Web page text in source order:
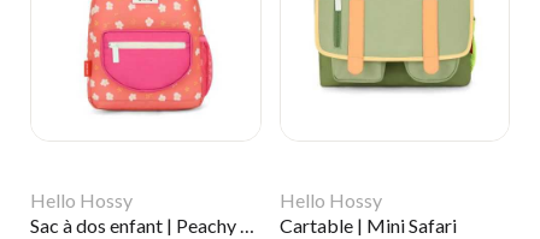
Hello Hossy
Hello Hossy
Cartable | Mini Safari